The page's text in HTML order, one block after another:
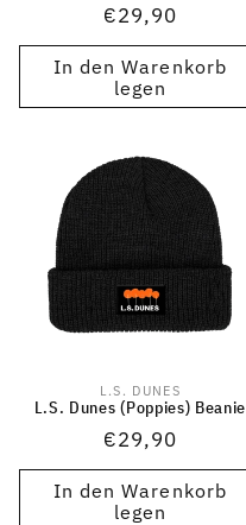
Normaler
Preis
€29,90
In den Warenkorb
legen
Anbieter:
L.S. DUNES
L.S. Dunes (Poppies) Beanie
Normaler
Preis
€29,90
In den Warenkorb
legen